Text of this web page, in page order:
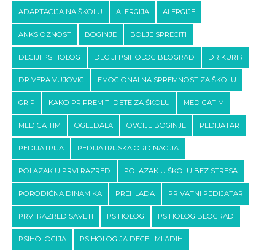
ADAPTACIJA NA ŠKOLU ALERGIJA ALERGIJE
ANKSIOZNOST BOGINJE BOLJE SPRECITI
DECIJI PSIHOLOG DECIJI PSIHOLOG BEOGRAD DR KURIR
DR VERA VUJOVIC EMOCIONALNA SPREMNOST ZA ŠKOLU
GRIP KAKO PRIPREMITI DETE ZA ŠKOLU MEDICATIM
MEDICA TIM OGLEDALA OVCIJE BOGINJE PEDIJATAR
PEDIJATRIJA PEDIJATRIJSKA ORDINACIJA
POLAZAK U PRVI RAZRED POLAZAK U ŠKOLU BEZ STRESA
PORODIČNA DINAMIKA PREHLADA PRIVATNI PEDIJATAR
PRVI RAZRED SAVETI PSIHOLOG PSIHOLOG BEOGRAD
PSIHOLOGIJA PSIHOLOGIJA DECE I MLADIH